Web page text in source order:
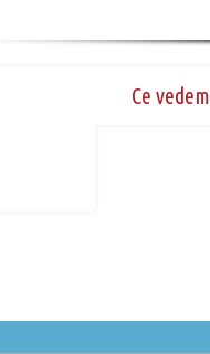
Ce vedem